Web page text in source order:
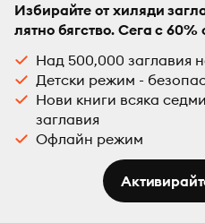
Избирайте от хиляди
лятно бягство. Сега с 60%
Над 500,000 заглавия
Детски режим -
Нови книги всяка
заглавия
Офлайн режим